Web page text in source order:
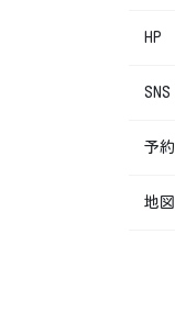
HP
SNS
予約
地図